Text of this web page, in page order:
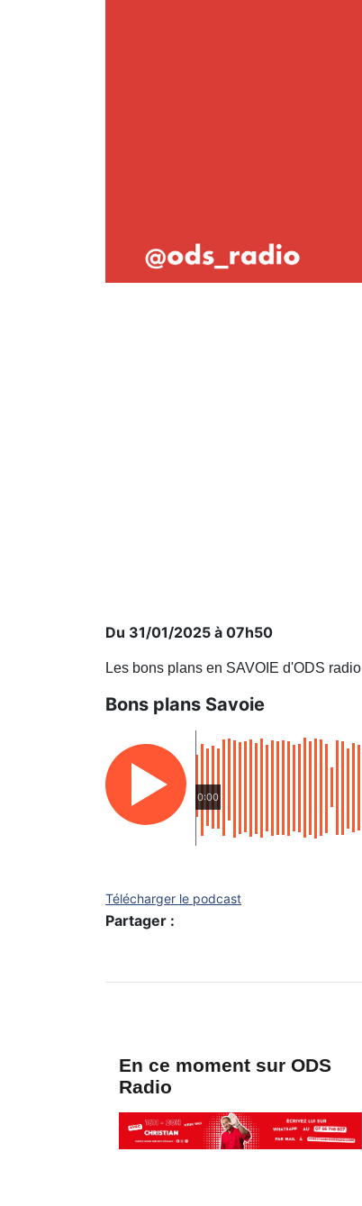
Du 31/01/2025 à 07h50
Les bons plans en SAVOIE d'ODS radio
Bons plans Savoie
0:00
Télécharger le podcast
Partager :
En ce moment sur ODS
Radio